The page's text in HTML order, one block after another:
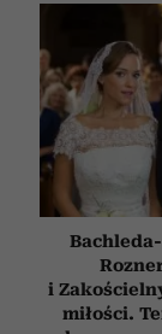
i
miłości.